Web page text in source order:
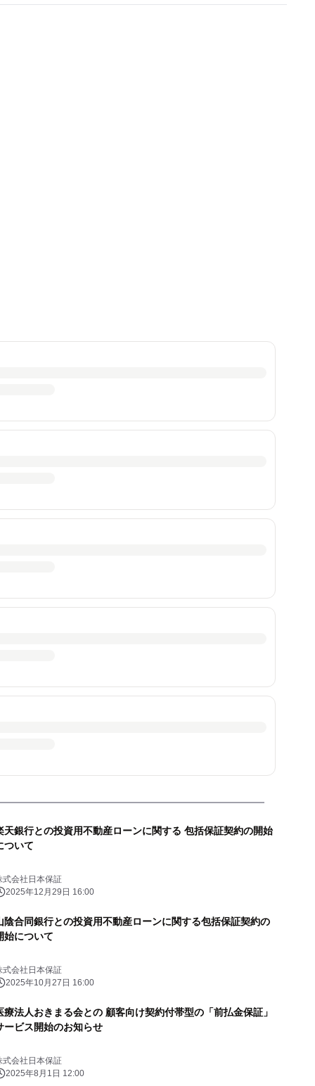
天銀行との投資用不動産ローンに関する 包括保証契約の開始
ついて
式会社日本保証
2025年12月29日 16:00
陰合同銀行との投資用不動産ローンに関する包括保証契約の
始について
式会社日本保証
2025年10月27日 16:00
療法人おきまる会との 顧客向け契約付帯型の「前払金保証」
ービス開始のお知らせ
式会社日本保証
2025年8月1日 12:00